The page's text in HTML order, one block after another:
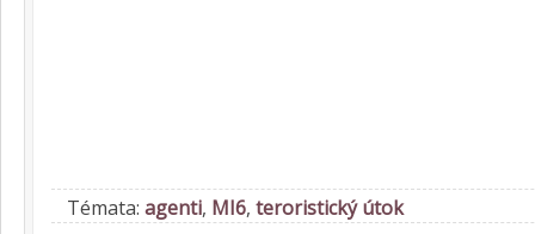
Témata: agenti, MI6, teroristický útok